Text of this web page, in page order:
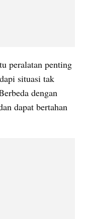
peralatan penting
situasi tak
dengan
dapat bertahan